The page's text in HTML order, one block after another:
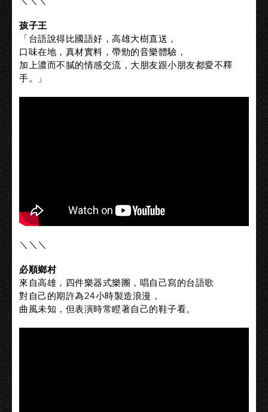
孩子王
「台語說得比國語好，高雄大樹直送，
口味在地，真材實料，帶勁的音樂體驗，
加上濃而不膩的情感交流，大朋友跟小朋友都愛不釋
手。」
＼＼＼
必順鄉村
來自高雄，四件樂器式樂團，唱自己寫的台語歌
對自己的期許為24小時製造浪漫，
曲風未知，但表演時常瞪著自己的鞋子看。